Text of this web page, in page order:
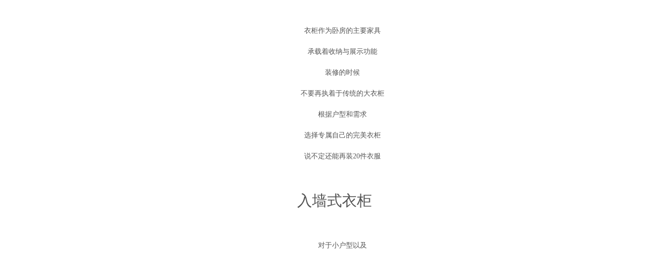
衣柜作为卧房的主要家具
承载着收纳与展示功能
装修的时候
不要再执着于传统的大衣柜
根据户型和需求
选择专属自己的完美衣柜
说不定还能再装20件衣服
入墙式衣柜
对于小户型以及